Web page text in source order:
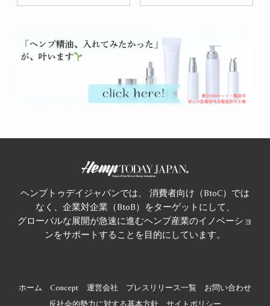
ヘンプトゥデイジャパンでは、 消費者向け（BtoC）では
なく、企業対企業（BtoB）をターゲットにして、
グローバルな展開が急速に進むヘンプ産業のイノベーショ
ンをサポートすることを目的にしています。
ホーム Concept 運営会社 プレスリリース一覧
お問い合わせ
反社会的勢力に対する基本方針
サイトポリシー